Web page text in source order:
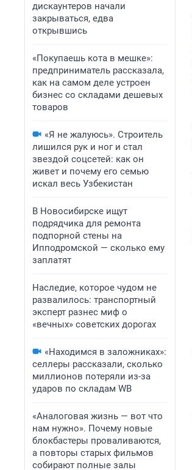
дискаунтеров начали
закрываться, едва
открывшись
«Покупаешь кота в мешке»:
предприниматель рассказала,
как на самом деле устроен
бизнес со складами дешевых
товаров
«Я не жалуюсь». Строитель
лишился рук и ног и стал
звездой соцсетей: как он
живет и почему его семью
искал весь Узбекистан
В Новосибирске ищут
подрядчика для ремонта
подпорной стены на
Ипподромской — сколько ему
заплатят
Наследие, которое чудом не
развалилось: транспортный
эксперт разнес миф о
«вечных» советских дорогах
«Находимся в заложниках»:
селлеры рассказали, сколько
миллионов потеряли из-за
ударов по складам WB
«Аналоговая жизнь — вот что
нам нужно». Почему новые
блокбастеры проваливаются,
а повторы старых фильмов
собирают полные залы